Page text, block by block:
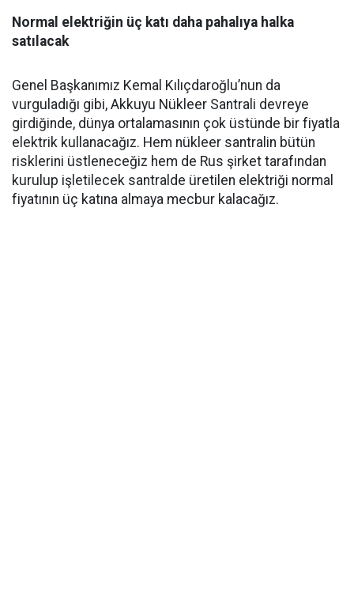
Normal elektriğin üç katı daha pahalıya halka
satılacak
Genel Başkanımız Kemal Kılıçdaroğlu’nun da
vurguladığı gibi, Akkuyu Nükleer Santrali devreye
girdiğinde, dünya ortalamasının çok üstünde bir fiyatla
elektrik kullanacağız. Hem nükleer santralin bütün
risklerini üstleneceğiz hem de Rus şirket tarafından
kurulup işletilecek santralde üretilen elektriği normal
fiyatının üç katına almaya mecbur kalacağız.